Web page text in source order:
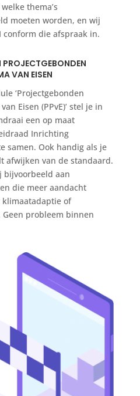
thema’s
moeten worden, en wij
conform die afspraak in.
PROJECTGEBONDEN
VAN EISEN
‘Projectgebonden
Eisen (PPvE)’ stel je in
een op maat
Inrichting
samen. Ook handig als je
afwijken van de standaard.
bijvoorbeeld aan
die meer aandacht
klimaatadaptie of
probleem binnen